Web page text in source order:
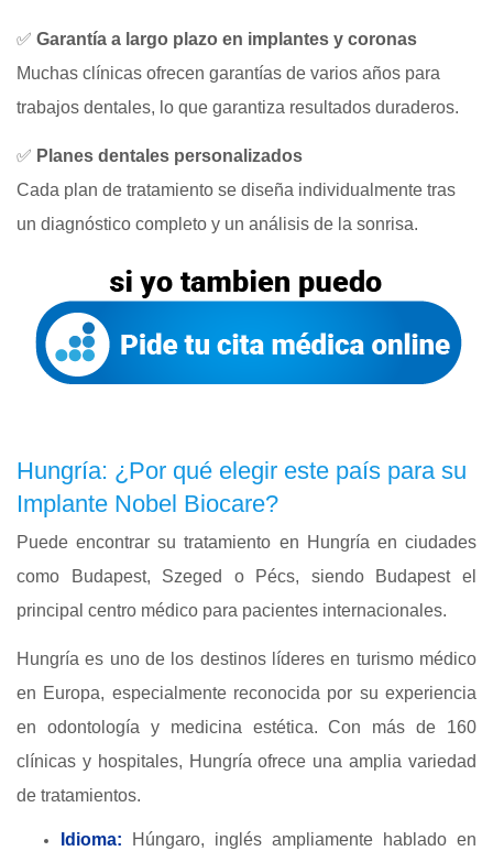
✅ Garantía a largo plazo en implantes y coronas
Muchas clínicas ofrecen garantías de varios años para
trabajos dentales, lo que garantiza resultados duraderos.
✅ Planes dentales personalizados
Cada plan de tratamiento se diseña individualmente tras
un diagnóstico completo y un análisis de la sonrisa.
Hungría: ¿Por qué elegir este país para su
Implante Nobel Biocare?
Puede encontrar su tratamiento en Hungría en ciudades
como Budapest, Szeged o Pécs, siendo Budapest el
principal centro médico para pacientes internacionales.
Hungría es uno de los destinos líderes en turismo médico
en Europa, especialmente reconocida por su experiencia
en odontología y medicina estética. Con más de 160
clínicas y hospitales, Hungría ofrece una amplia variedad
de tratamientos.
Idioma:
Húngaro, inglés ampliamente hablado en